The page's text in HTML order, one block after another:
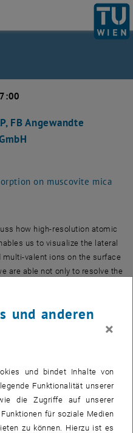
FB Angewandte
on muscovite mica
how high-resolution atomic
us to visualize the lateral
valent ions on the surface
are able not only to resolve the
By using an automated
coverage as a function of
first order approximation. This
at the surface.
a function of type and
the interfacial
data, which has been so far
und anderen
×
und bindet Inhalte von
Funktionalität unserer
die Zugriffe auf unserer
für soziale Medien
zu können. Hierzu ist es